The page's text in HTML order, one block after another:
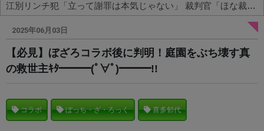
江別リンチ犯「立って謝罪は本気じゃない」 裁判官「ほな裁判で土下座してないキミは本気じゃないな」
Powered by livedoor 相互RSS
2025年06月03日
【必見】ぼざろコラボ後に判明！庭園をぶち壊す真
の救世主ｷﾀ━━━(ﾟ∀ﾟ)━━━!!
コラボ ぼっち・ざ・ろっく 喜多郁代